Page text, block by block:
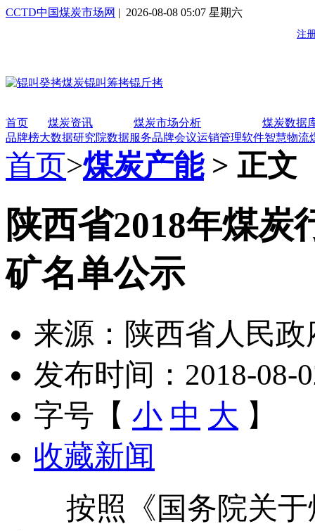
CCTD中国煤炭市场网 | 2026-08-08 05:07 星期六
首页 煤炭资讯 煤炭市场分析
煤炭数据
品牌榜大数据研究院数据服务品牌会议运销管理软件智慧物流
首页>煤炭产能> 正文
陕西省2018年煤
矿名单公示
来源：陕西省人民政
发布时间：2018-08-
字号【 小 中 大 】
收藏新闻
按照《国务院关于